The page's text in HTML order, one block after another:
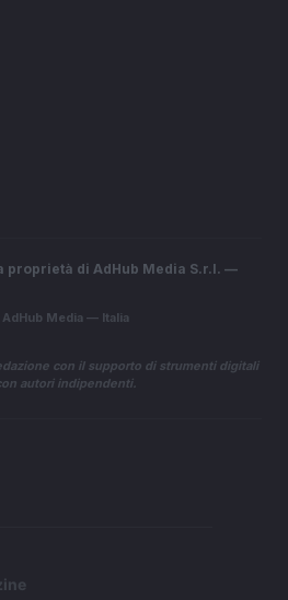
proprietà di AdHub Media S.r.l. —
Media — Italia
con il supporto di strumenti digitali
autori indipendenti.